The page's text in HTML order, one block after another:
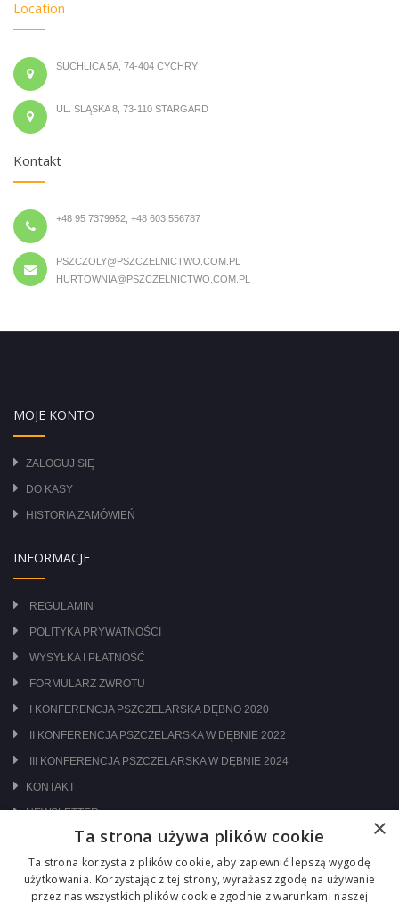
Location
SUCHLICA 5A, 74-404 CYCHRY
UL. ŚLĄSKA 8, 73-110 STARGARD
Kontakt
+48 95 7379952, +48 603 556787
PSZCZOLY@PSZCZELNICTWO.COM.PL
HURTOWNIA@PSZCZELNICTWO.COM.PL
MOJE KONTO
ZALOGUJ SIĘ
DO KASY
HISTORIA ZAMÓWIEŃ
INFORMACJE
REGULAMIN
POLITYKA PRYWATNOŚCI
WYSYŁKA I PŁATNOŚĆ
FORMULARZ ZWROTU
I KONFERENCJA PSZCZELARSKA DĘBNO 2020
II KONFERENCJA PSZCZELARSKA W DĘBNIE 2022
III KONFERENCJA PSZCZELARSKA W DĘBNIE 2024
KONTAKT
NEWSLETTER
ODWIEDŹ NAS NA:
×
Ta strona używa plików cookie
Ta strona korzysta z plików cookie, aby zapewnić lepszą wygodę
użytkowania. Korzystając z tej strony, wyrażasz zgodę na używanie
przez nas wszystkich plików cookie zgodnie z warunkami naszej